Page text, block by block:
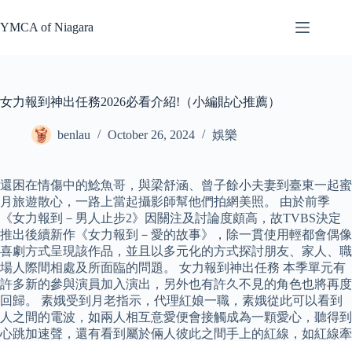
to
content
YMCA of Niagara
女力報到神出任務2026必看介紹!（小編貼心推薦）
benlau October 26, 2024 娛樂
還困在情傷中的鯰魚哥，與梁舒涵、曾子餘小夫妻到臺東一起蜜
月旅遊散心，一路上當起攝影師幫他們拍網美照。 由於前季
《女力報到－男人止步2》因關注及討論度頗高，故TVBS決定
推出後續新作《女力報到－愛的故事》，除一貫使用輕都會偶像
喜劇方式呈現該作品，並且以多元化的方式探討朋友、家人、職
場人際間相處及所面臨的問題。 女力報到神出任務 本季單元有
許多新的參與演員加入演出，另外也有許久不見的角色也將再度
回歸。 素娥受到月老指示，代理紅娘一職，素娥從此可以看到
人之間的電波，如兩人相互意愛便會接觸成為一顆愛心，聽得到
心跳加速聲，還有看到屬於倆人彼此之間手上的紅線，如紅線牽